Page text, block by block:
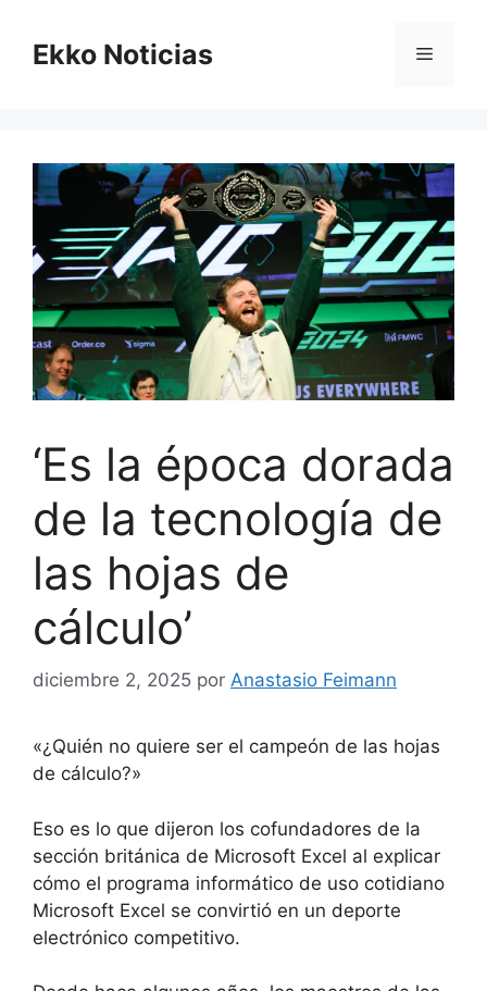
contenido
Ekko Noticias Menú
‘Es la época dorada
de la tecnología de
las hojas de
cálculo’
diciembre 2, 2025 por Anastasio Feimann
«¿Quién no quiere ser el campeón de las hojas
de cálculo?»
Eso es lo que dijeron los cofundadores de la
sección británica de Microsoft Excel al explicar
cómo el programa informático de uso cotidiano
Microsoft Excel se convirtió en un deporte
electrónico competitivo.